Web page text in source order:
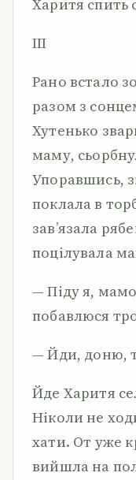
Харитя
III
Рано встало
разом з
Хутенько
маму,
Упоравшись,
поклала в
зав’язала
поцілувала
— Піду я,
побавлюся
— Йди, доню,
Йде Харитя
Ніколи не
хати. От уже
вийшла на